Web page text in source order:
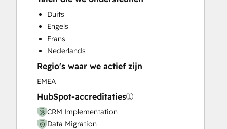
Sales and Marketing Alignment
Sales Coaching and Training
Sales Enablement
Website Design
Website Development
Website Migration
Duits
Engels
Frans
Nederlands
Regio's waar we actief zijn
EMEA
HubSpot-accreditaties
CRM Implementation
Data Migration